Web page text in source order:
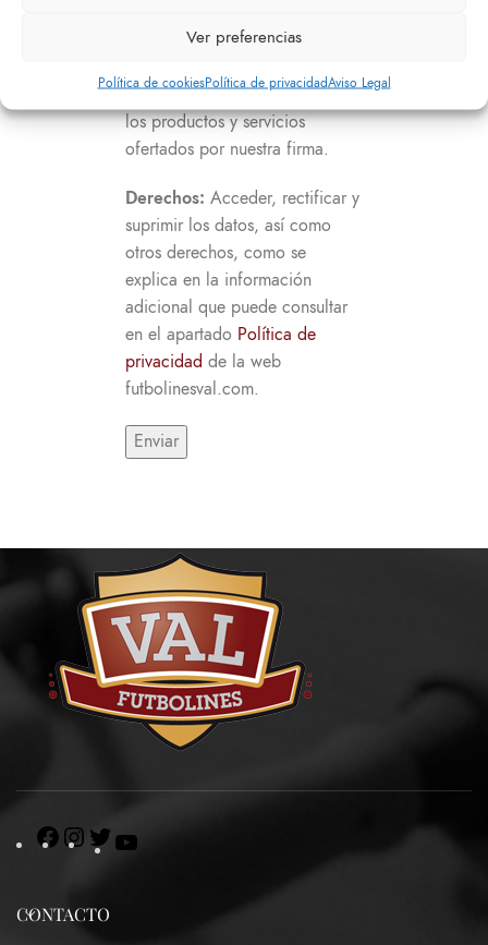
Ver preferencias
Política de cookiesPolítica de privacidadAviso Legal
Bolas San Isidro S.L.
Finalidad:Comercialización de
los productos y servicios
ofertados por nuestra firma.
Derechos: Acceder, rectificar y
suprimir los datos, así como
otros derechos, como se
explica en la información
adicional que puede consultar
en el apartado Política de
privacidad de la web
futbolinesval.com.
CONTACTO